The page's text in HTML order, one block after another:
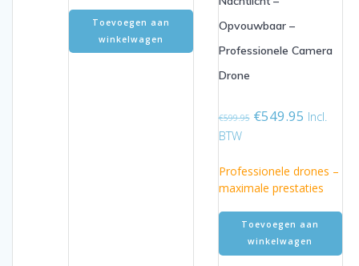
Toevoegen aan
winkelwagen
Opvouwbaar –
Professionele Camera
Drone
€599.95 Oorspronkelijke
€599.95.
€549.95 Huidige
€549.95.
Incl.
BTW
Professionele drones –
maximale prestaties
Toevoegen aan
winkelwagen